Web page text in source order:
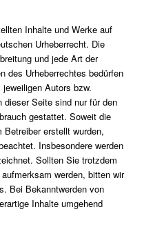
Inhalte und Werke auf
Urheberrecht. Die
und jede Art der
des Urheberrechtes bedürfen
Autors bzw.
dieser Seite sind nur für den
gestattet. Soweit die
erstellt wurden,
Insbesondere werden
Sollten Sie trotzdem
werden, bitten wir
Bei Bekanntwerden von
Inhalte umgehend